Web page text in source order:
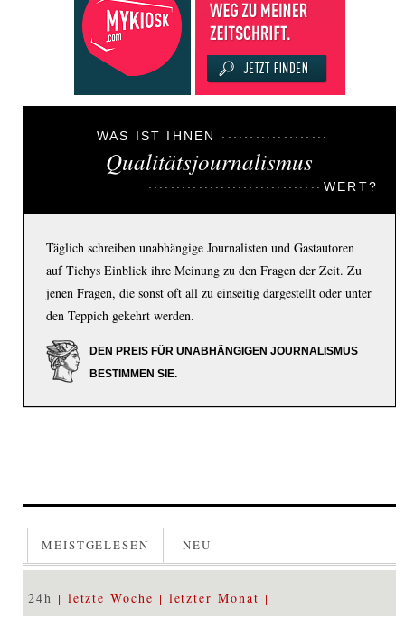
WAS IST IHNEN
Qualitätsjournalismus
WERT?
Täglich schreiben unabhängige Journalisten und Gastautoren
auf Tichys Einblick ihre Meinung zu den Fragen der Zeit. Zu
jenen Fragen, die sonst oft all zu einseitig dargestellt oder unter
den Teppich gekehrt werden.
DEN PREIS FÜR UNABHÄNGIGEN JOURNALISMUS
BESTIMMEN SIE.
MEISTGELESEN NEU
24h letzte Woche letzter Monat